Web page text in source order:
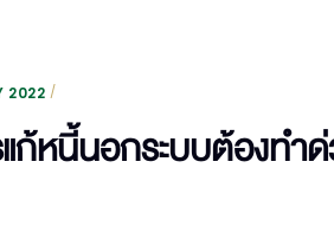
2022
ก้หนี้นอกระบบต้องทำ